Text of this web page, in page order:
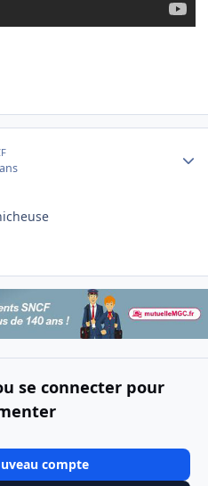
se connecter pour
compte